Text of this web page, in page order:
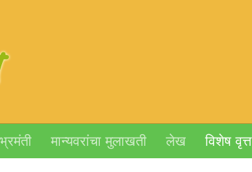
भ्रमंती मान्यवरांचा मुलाखती लेख विशेष वृत्त